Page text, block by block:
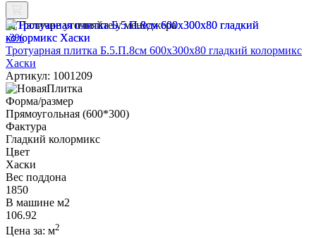
Наличие уточняйте у менеджера
-3%
Тротуарная плитка Б.5.П.8см 600х300х80 гладкий колормикс
Хаски
Артикул: 1001209
Форма/размер
Прямоугольная (600*300)
Фактура
Гладкий колормикс
Цвет
Хаски
Вес поддона
1850
В машине м2
106.92
Цена за: м2